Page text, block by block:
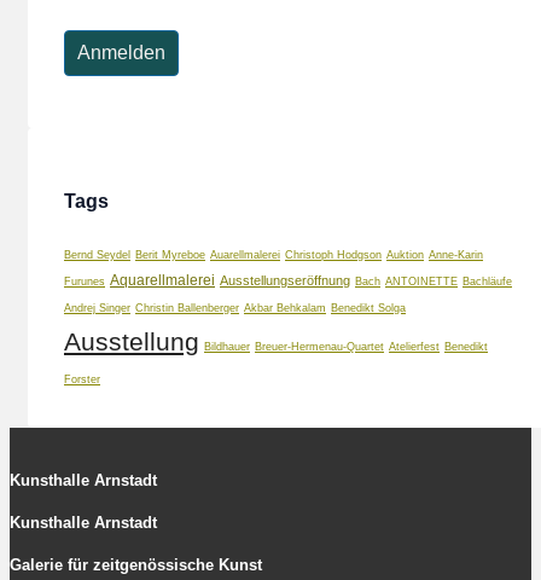
Tags
Bernd Seydel Berit Myreboe Auarellmalerei Christoph Hodgson Auktion Anne-Karin
Furunes Aquarellmalerei Ausstellungseröffnung Bach ANTOINETTE Bachläufe
Andrej Singer Christin Ballenberger Akbar Behkalam Benedikt Solga
Ausstellung Bildhauer Breuer-Hermenau-Quartet Atelierfest Benedikt
Forster
Kunsthalle Arnstadt
Kunsthalle Arnstadt
Galerie für zeitgenössische Kunst